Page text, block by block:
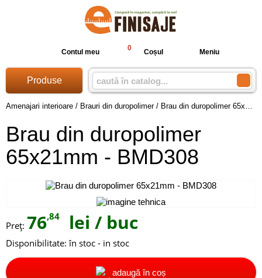
Contul meu 0 Coșul Meniu
Produse
Amenajari interioare / Brauri din duropolimer/ Brau din duropolimer 65x21mm - BMD308
Brau din duropolimer
65x21mm - BMD308
Preţ: 76,84 lei / buc
Disponibilitate: în stoc - in stoc
adaugă în coș